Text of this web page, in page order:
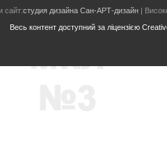
сайт:студия дизайна Сан-АРТ-дизайн|
Весь контент доступний за ліцензією